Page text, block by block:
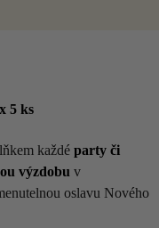
5 ks
každé party či
výzdobu v
oslavu Nového